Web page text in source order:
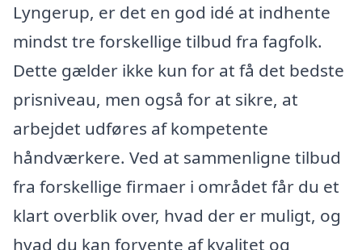
Lyngerup, er det en god idé at indhente
mindst tre forskellige tilbud fra fagfolk.
Dette gælder ikke kun for at få det bedste
prisniveau, men også for at sikre, at
arbejdet udføres af kompetente
håndværkere. Ved at sammenligne tilbud
fra forskellige firmaer i området får du et
klart overblik over, hvad der er muligt, og
hvad du kan forvente af kvalitet og